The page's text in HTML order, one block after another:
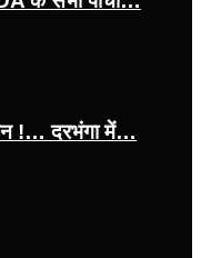
!… दरभंगा में…